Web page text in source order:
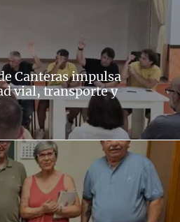
Canteras impulsa
vial, transporte y